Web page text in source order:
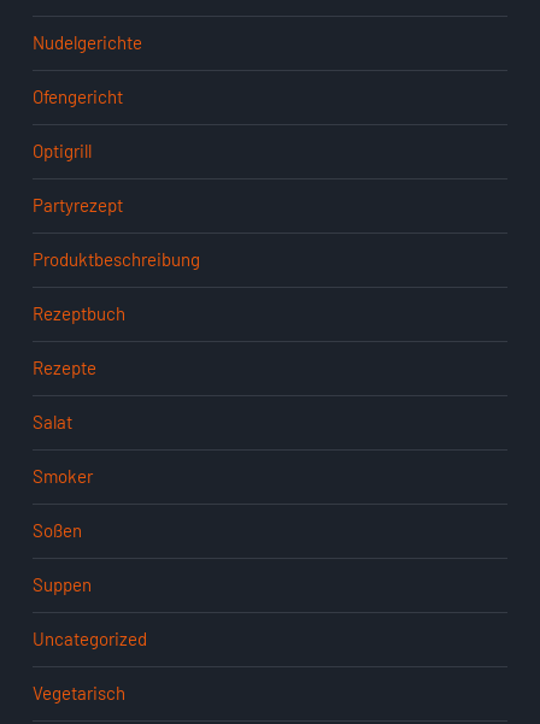
Nudelgerichte
Ofengericht
Optigrill
Partyrezept
Produktbeschreibung
Rezeptbuch
Rezepte
Salat
Smoker
Soßen
Suppen
Uncategorized
Vegetarisch